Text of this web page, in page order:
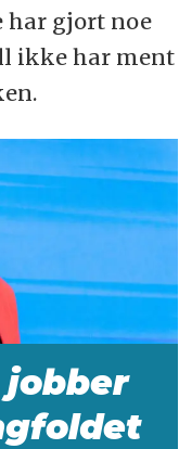
har gjort noe
ikke har ment